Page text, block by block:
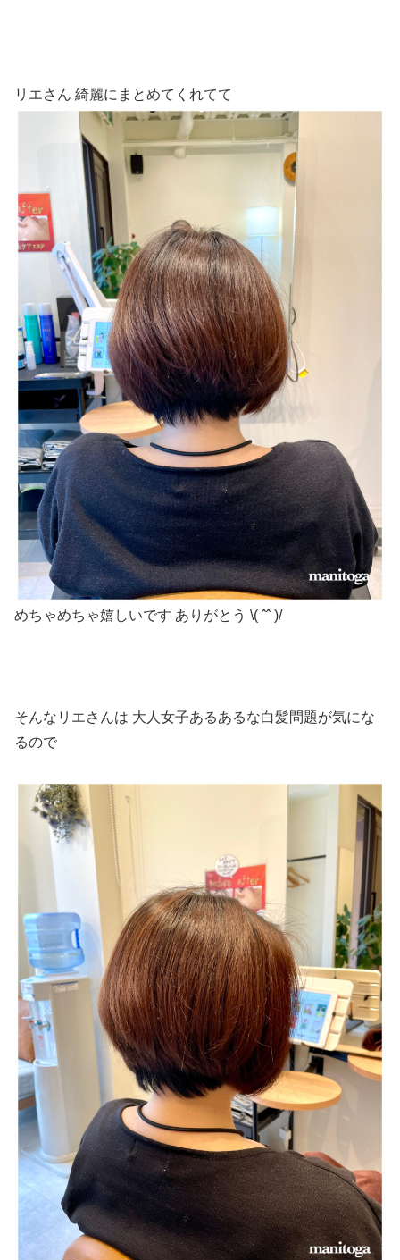
リエさん 綺麗にまとめてくれてて
めちゃめちゃ嬉しいです ありがとう \( ˆˆ )/
そんなリエさんは 大人女子あるあるな白髪問題が気にな
るので